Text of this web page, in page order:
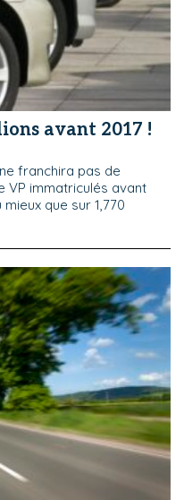
avant 2017 !
franchira pas de
VP immatriculés avant
que sur 1,770